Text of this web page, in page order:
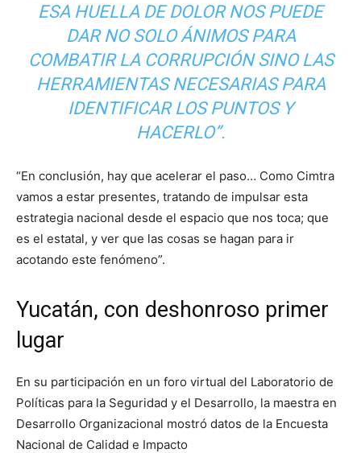
ESA HUELLA DE DOLOR NOS PUEDE
DAR NO SOLO ÁNIMOS PARA
COMBATIR LA CORRUPCIÓN SINO LAS
HERRAMIENTAS NECESARIAS PARA
IDENTIFICAR LOS PUNTOS Y
HACERLO”.
“En conclusión, hay que acelerar el paso… Como Cimtra
vamos a estar presentes, tratando de impulsar esta
estrategia nacional desde el espacio que nos toca; que
es el estatal, y ver que las cosas se hagan para ir
acotando este fenómeno”.
Yucatán, con deshonroso primer
lugar
En su participación en un foro virtual del Laboratorio de
Políticas para la Seguridad y el Desarrollo, la maestra en
Desarrollo Organizacional mostró datos de la Encuesta
Nacional de Calidad e Impacto